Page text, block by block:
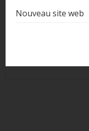
Nouveau site web